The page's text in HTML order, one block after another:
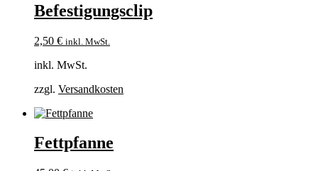
Befestigungsclip
2,50 € inkl. MwSt.
inkl. MwSt.
zzgl. Versandkosten
Fettpfanne